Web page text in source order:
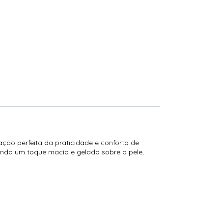
perfeita da praticidade e conforto de
um toque macio e gelado sobre a pele,